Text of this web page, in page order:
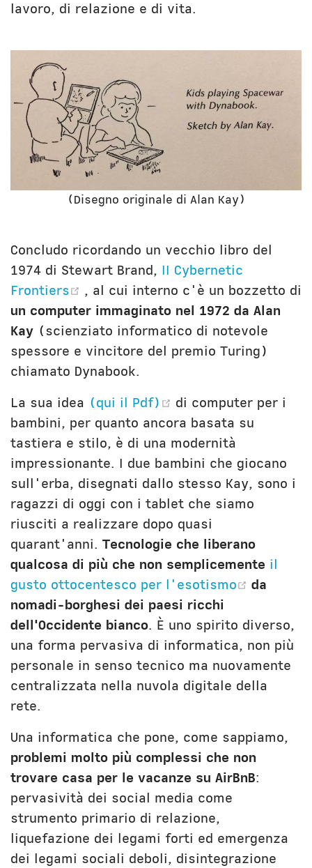
lavoro, di relazione e di vita.
(Disegno originale di Alan Kay)
Concludo ricordando un vecchio libro del
1974 di Stewart Brand, II Cybernetic
Frontiers
(opens new window)
, al cui interno c'è un bozzetto di
un computer immaginato nel 1972 da Alan
Kay (scienziato informatico di notevole
spessore e vincitore del premio Turing)
chiamato Dynabook.
La sua idea (qui il Pdf) (opens new
di computer per i
bambini, per quanto ancora basata su
tastiera e stilo, è di una modernità
impressionante. I due bambini che giocano
sull'erba, disegnati dallo stesso Kay, sono i
ragazzi di oggi con i tablet che siamo
riusciti a realizzare dopo quasi
quarant'anni. Tecnologie che liberano
qualcosa di più che non semplicemente il
gusto ottocentesco per l'esotismo
(opens
da
nomadi-borghesi dei paesi ricchi
dell'Occidente bianco. È uno spirito diverso,
una forma pervasiva di informatica, non più
personale in senso tecnico ma nuovamente
centralizzata nella nuvola digitale della
rete.
Una informatica che pone, come sappiamo,
problemi molto più complessi che non
trovare casa per le vacanze su AirBnB:
pervasività dei social media come
strumento primario di relazione,
liquefazione dei legami forti ed emergenza
dei legami sociali deboli, disintegrazione